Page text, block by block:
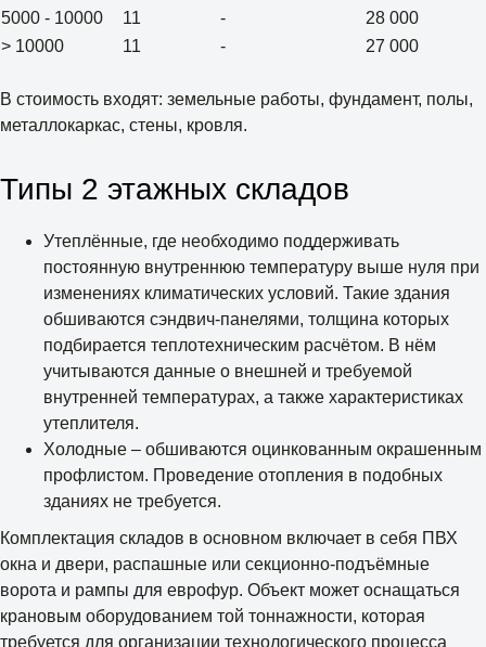
5000 - 10000
11 -
28 000
> 10000
11 - 27 000
В стоимость входят: земельные работы, фундамент, полы,
металлокаркас, стены, кровля.
Типы 2 этажных складов
Утеплённые, где необходимо поддерживать
постоянную внутреннюю температуру выше нуля при
изменениях климатических условий. Такие здания
обшиваются сэндвич-панелями, толщина которых
подбирается теплотехническим расчётом. В нём
учитываются данные о внешней и требуемой
внутренней температурах, а также характеристиках
утеплителя.
Холодные – обшиваются оцинкованным окрашенным
профлистом. Проведение отопления в подобных
зданиях не требуется.
Комплектация складов в основном включает в себя ПВХ
окна и двери, распашные или секционно-подъёмные
ворота и рампы для еврофур. Объект может оснащаться
крановым оборудованием той тоннажности, которая
требуется для организации технологического процесса